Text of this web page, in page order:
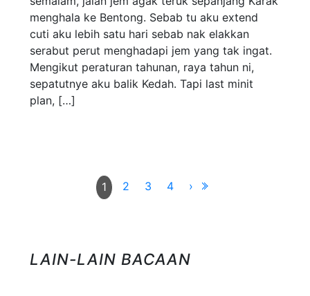
menghala ke Bentong. Sebab tu aku extend
cuti aku lebih satu hari sebab nak elakkan
serabut perut menghadapi jem yang tak ingat.
Mengikut peraturan tahunan, raya tahun ni,
sepatutnye aku balik Kedah. Tapi last minit
plan, […]
1 2 3 4 ›
LAIN-LAIN BACAAN